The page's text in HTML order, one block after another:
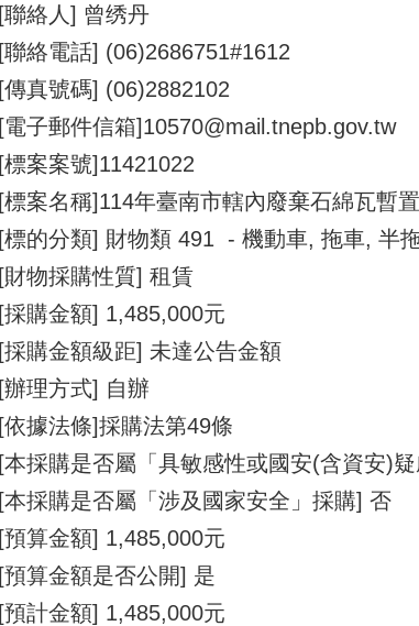
[聯絡人] 曾绣丹
[聯絡電話] (06)2686751#1612
[傳真號碼] (06)2882102
[電子郵件信箱]10570@mail.tnepb.gov.tw
[標案案號]11421022
[標案名稱]114年臺南市轄內廢棄石綿瓦暫
[標的分類] 財物類 491 - 機動車, 拖車, 半
[財物採購性質] 租賃
[採購金額] 1,485,000元
[採購金額級距] 未達公告金額
[辦理方式] 自辦
[依據法條]採購法第49條
[本採購是否屬「具敏感性或國安(含資安)
[本採購是否屬「涉及國家安全」採購] 否
[預算金額] 1,485,000元
[預算金額是否公開] 是
[預計金額] 1,485,000元